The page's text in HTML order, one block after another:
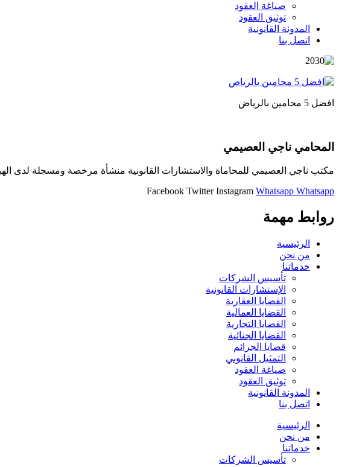
صياغة العقود
توثيق العقود
المدونة القانونية
اتصل بنا
افضل 5 محامين بالرياض
المحامي ناجي العصيمي
مكتب ناجي العصيمي للمحاماة والاستشارات القانونية منشأة مرخصة ومسجلة لدى
Facebook Twitter Instagram Whatsapp Whatsapp
روابط مهمة
الرئيسية
من نحن
خدماتنا
تأسيس الشركات
الإستشارات القانونية
القضايا العقارية
القضايا العمالية
القضايا التجارية
القضايا الجنائية
قضايا الجرائم
التمثيل القانوني
صياغة العقود
توثيق العقود
المدونة القانونية
اتصل بنا
الرئيسية
من نحن
خدماتنا
تأسيس الشركات